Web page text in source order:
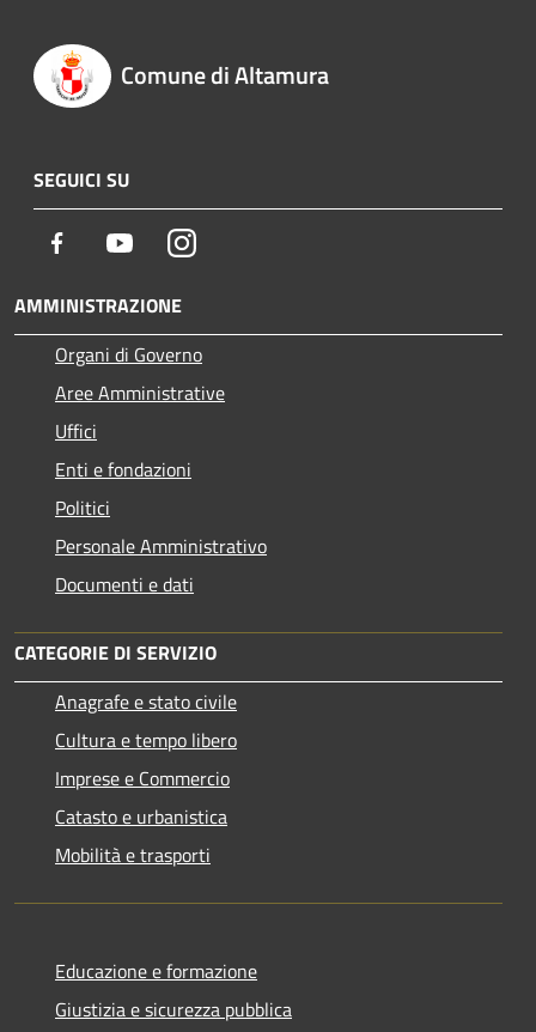
Comune di Altamura
SEGUICI SU
Facebook YoutubeInstagram
AMMINISTRAZIONE
Organi di Governo
Aree Amministrative
Uffici
Enti e fondazioni
Politici
Personale Amministrativo
Documenti e dati
CATEGORIE DI SERVIZIO
Anagrafe e stato civile
Cultura e tempo libero
Imprese e Commercio
Catasto e urbanistica
Mobilità e trasporti
Educazione e formazione
Giustizia e sicurezza pubblica